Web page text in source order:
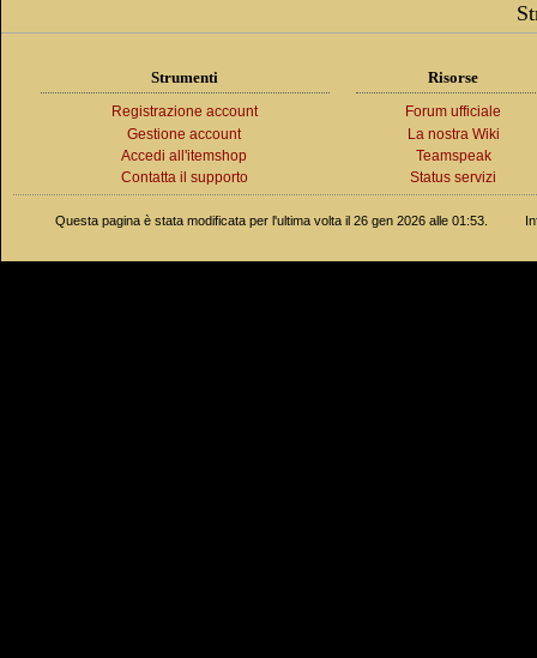
Strumenti
Registrazione account
Gestione account
Accedi all'itemshop
Contatta il supporto
Risorse
Forum ufficiale
La nostra Wiki
Teamspeak
Status servizi
Questa pagina è stata modificata per l'ultima volta il 26 gen 2026 alle 01:53.